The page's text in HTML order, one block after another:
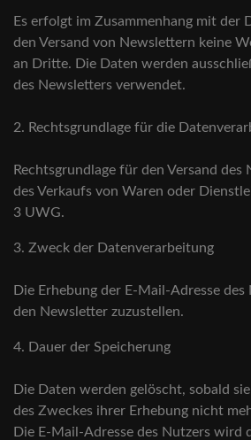
Es erfolgt im Zusammenhang mit der
den Versand von Newslettern keine
an Dritte. Die Daten werden
des Newsletters verwendet.
2. Rechtsgrundlage für die
Rechtsgrundlage für den Versand
des Verkaufs von Waren oder
3 UWG.
3. Zweck der Datenverarbeitung
Die Erhebung der E-Mail-Adresse
den Newsletter zuzustellen.
4. Dauer der Speicherung
Die Daten werden gelöscht, sobald
des Zweckes ihrer Erhebung nicht
Die E-Mail-Adresse des Nutzers wird